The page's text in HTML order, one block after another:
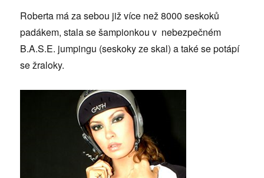
Roberta má za sebou již více než 8000 seskoků
padákem, stala se šampionkou v nebezpečném
B.A.S.E. jumpingu (seskoky ze skal) a také se potápí
se žraloky.